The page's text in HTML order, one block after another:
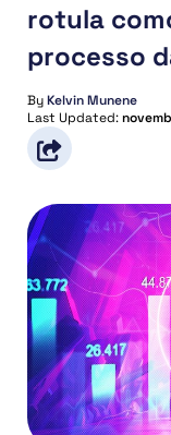
rotula
processo
ByKelvin Munene
Last Updated: